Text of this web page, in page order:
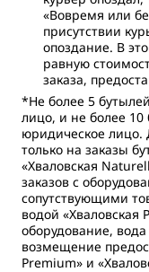
«Вовремя или
присутствии
опоздание. В
равную
заказа,
*Не более 5
лицо, и не более
юридическое лицо.
только на заказы
«Хваловская
заказов с
сопутствующими
водой «Хваловская
оборудование,
возмещение
Premium» и